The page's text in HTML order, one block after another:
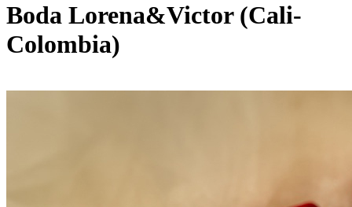
Boda Lorena&Victor (Cali-
Colombia)